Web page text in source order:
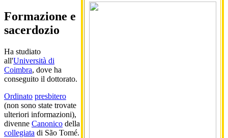
Formazione e
sacerdozio
Ha studiato
all'Università di
Coimbra, dove ha
conseguito il dottorato.
Ordinato presbitero
(non sono state trovate
ulteriori informazioni),
divenne Canonico della
collegiata di São Tomé.